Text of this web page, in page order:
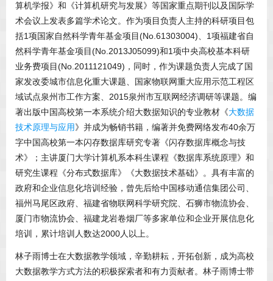
算机学报》和《计算机研究与发展》等国家重点期刊以及国际学
术会议上发表多篇学术论文。作为项目负责人主持的科研项目包
括1项国家自然科学青年基金项目(No.61303004)、1项福建省自
然科学青年基金项目(No.2013J05099)和1项中央高校基本科研
业务费项目(No.2011121049)，同时，作为课题负责人完成了国
家发改委城市信息化重大课题、国家物联网重大应用示范工程区
域试点泉州市工作方案、2015泉州市互联网经济调研等课题。编
著出版中国高校第一本系统介绍大数据知识的专业教材《大数据
技术原理与应用》并成为畅销书籍，编著并免费网络发布40余万
字中国高校第一本闪存数据库研究专著《闪存数据库概念与技
术》；主讲厦门大学计算机系本科生课程《数据库系统原理》和
研究生课程《分布式数据库》《大数据技术基础》。具有丰富的
政府和企业信息化培训经验，曾先后给中国移动通信集团公司、
福州马尾区政府、福建省物联网科学研究院、石狮市物流协会、
厦门市物流协会、福建龙岩卷烟厂等多家单位和企业开展信息化
培训，累计培训人数达2000人以上。
林子雨博士在大数据教学领域，辛勤耕耘，开拓创新，成为高校
大数据教学方式方法的积极探索者和有力贡献者。林子雨博士带